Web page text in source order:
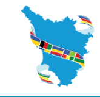
Skip to main content